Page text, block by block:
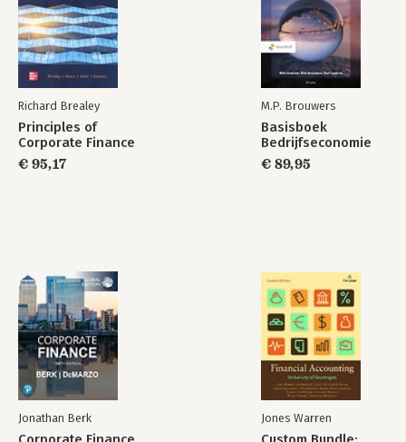
Richard Brealey
Principles of
Corporate Finance
€ 95,17
M.P. Brouwers
Basisboek
Bedrijfseconomie
€ 89,95
Jonathan Berk Jones Warren